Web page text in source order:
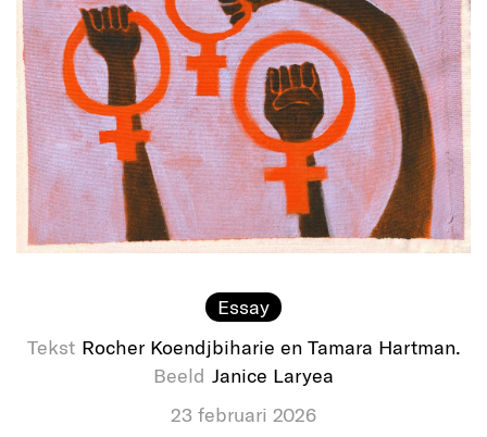
Essay
Tekst Rocher Koendjbiharie en Tamara Hartman.
Beeld Janice Laryea
23 februari 2026